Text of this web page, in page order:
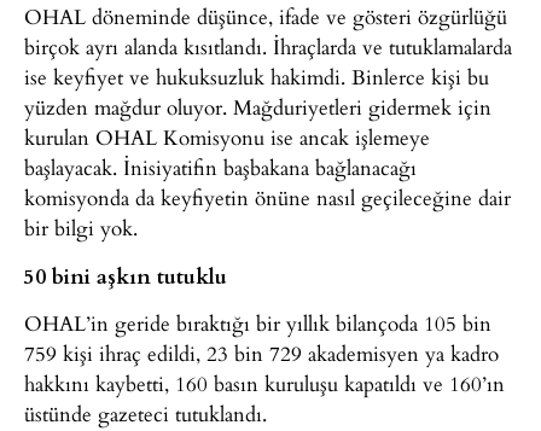
OHAL döneminde düşünce, ifade ve gösteri özgürlüğü
birçok ayrı alanda kısıtlandı. İhraçlarda ve tutuklamalarda
ise keyfiyet ve hukuksuzluk hakimdi. Binlerce kişi bu
yüzden mağdur oluyor. Mağduriyetleri gidermek için
kurulan OHAL Komisyonu ise ancak işlemeye
başlayacak. İnisiyatifin başbakana bağlanacağı
komisyonda da keyfiyetin önüne nasıl geçileceğine dair
bir bilgi yok.
50 bini aşkın tutuklu
OHAL’in geride bıraktığı bir yıllık bilançoda 105 bin
759 kişi ihraç edildi, 23 bin 729 akademisyen ya kadro
hakkını kaybetti, 160 basın kuruluşu kapatıldı ve 160’ın
üstünde gazeteci tutuklandı.